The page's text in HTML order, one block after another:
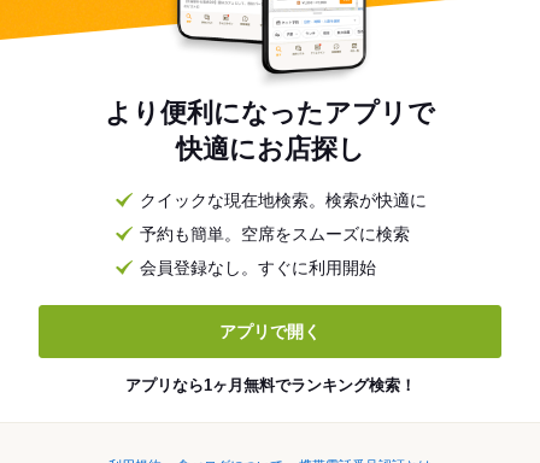
より便利になったアプリで
快適にお店探し
クイックな現在地検索。検索が快適に
予約も簡単。空席をスムーズに検索
会員登録なし。すぐに利用開始
アプリで開く
アプリなら1ヶ月無料でランキング検索！